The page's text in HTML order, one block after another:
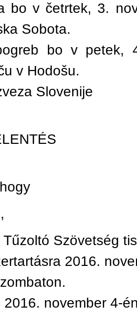
bo v četrtek, 3.
Sobota.
bo v petek,
v Hodošu.
Slovenije
Szövetség
2016.
2016. november 4-